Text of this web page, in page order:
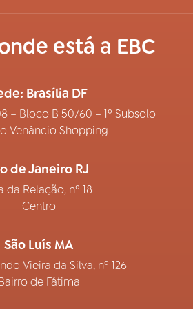
está a EBC
Brasília DF
– Bloco B 50/60 – 1º Subsolo
Venâncio Shopping
de Janeiro RJ
da Relação, nº 18
Centro
São Luís MA
Vieira da Silva, nº 126
de Fátima